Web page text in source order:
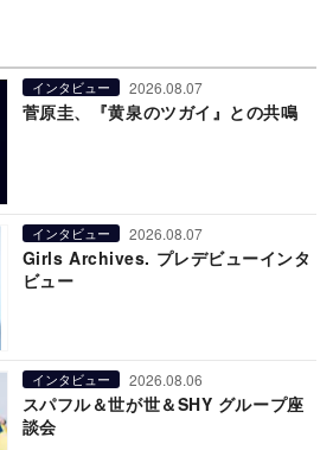
インタビュー 2026.08.07
菅原圭、『黄泉のツガイ』との共鳴
インタビュー 2026.08.07
Girls Archives. プレデビューインタ
ビュー
インタビュー 2026.08.06
スパフル＆世が世＆SHY グループ座
談会